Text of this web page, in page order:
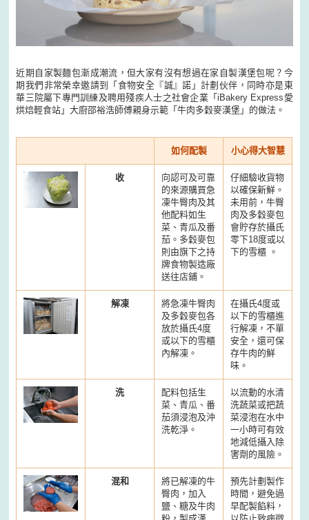
近期自家製麵包漸成潮流，但大家有沒有想過在家自製漢堡包呢？今
期我們非常榮幸邀請到「食物安全『誠』諾」計劃伙伴，同時亦是東
華三院屬下專門訓練及聘用殘疾人士之社會企業「iBakery Express愛
烘焙輕食站」大廚邵裕浩師傅親身示範「牛肉多穀麥漢堡」的做法。
如何配製 小心得大智慧
收
向認可及可靠
的來源購買急
凍牛臀肉及其
他配料如生
菜、青瓜及番
茄。多穀麥包
則由旗下之持
牌食物製造廠
送往店鋪。
仔細驗收貨物
以確保新鮮。
未用前，牛臀
肉及多穀麥包
會貯存於攝氏
零下18度或以
下的雪櫃 。
解凍
將急凍牛臀肉
及多穀麥包各
放於攝氏4度
或以下的雪櫃
內解凍。
在攝氏4度或
以下的雪櫃進
行解凍，不單
安全，還可保
存牛肉的鮮
味。
洗
配料包括生
菜、青瓜、番
茄須浸泡及沖
洗乾淨。
以流動的水清
洗蔬菜或把蔬
菜浸泡在水中
一小時可有效
地減低攝入除
害劑的風險。
混和
將已解凍的牛
臀肉，加入
鹽、糖及牛肉
預先計劃製作
時間，避免過
早配製餡料，